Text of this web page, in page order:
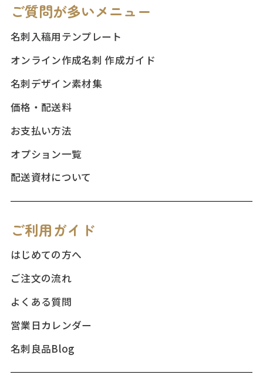
ご質問が多いメニュー
名刺入稿用テンプレート
オンライン作成名刺 作成ガイド
名刺デザイン素材集
価格・配送料
お支払い方法
オプション一覧
配送資材について
ご利用ガイド
はじめての方へ
ご注文の流れ
よくある質問
営業日カレンダー
名刺良品Blog